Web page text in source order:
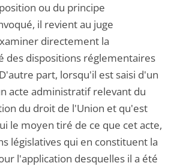
ou du principe
il revient au juge
directement la
des dispositions réglementaires
part, lorsqu'il est saisi d'un
acte administratif relevant du
du droit de l'Union et qu'est
le moyen tiré de ce que cet acte,
législatives qui en constituent la
l'application desquelles il a été